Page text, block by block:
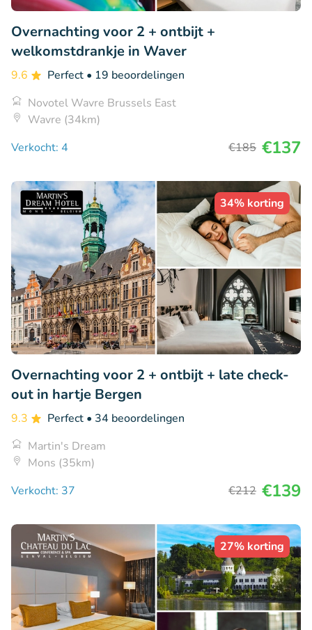
Overnachting voor 2 + ontbijt +
welkomstdrankje in Waver
9.6 Perfect • 19 beoordelingen
Novotel Wavre Brussels East
Wavre (34km)
Verkocht: 4
€185 €137
34% korting
Overnachting voor 2 + ontbijt + late check-
out in hartje Bergen
9.3 Perfect • 34 beoordelingen
Martin's Dream
Mons (35km)
Verkocht: 37
€212 €139
27% korting